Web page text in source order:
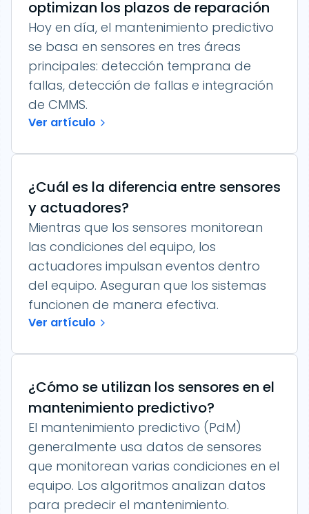
optimizan los plazos de reparación
Hoy en día, el mantenimiento predictivo
se basa en sensores en tres áreas
principales: detección temprana de
fallas, detección de fallas e integración
de CMMS.
Ver artículo
¿Cuál es la diferencia entre sensores
y actuadores?
Mientras que los sensores monitorean
las condiciones del equipo, los
actuadores impulsan eventos dentro
del equipo. Aseguran que los sistemas
funcionen de manera efectiva.
Ver artículo
¿Cómo se utilizan los sensores en el
mantenimiento predictivo?
El mantenimiento predictivo (PdM)
generalmente usa datos de sensores
que monitorean varias condiciones en el
equipo. Los algoritmos analizan datos
para predecir el mantenimiento.